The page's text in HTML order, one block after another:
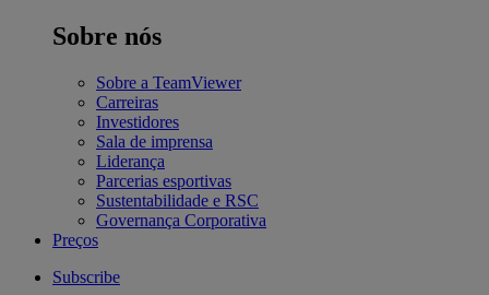
Sobre nós
Sobre a TeamViewer
Carreiras
Investidores
Sala de imprensa
Liderança
Parcerias esportivas
Sustentabilidade e RSC
Governança Corporativa
Preços
Subscribe